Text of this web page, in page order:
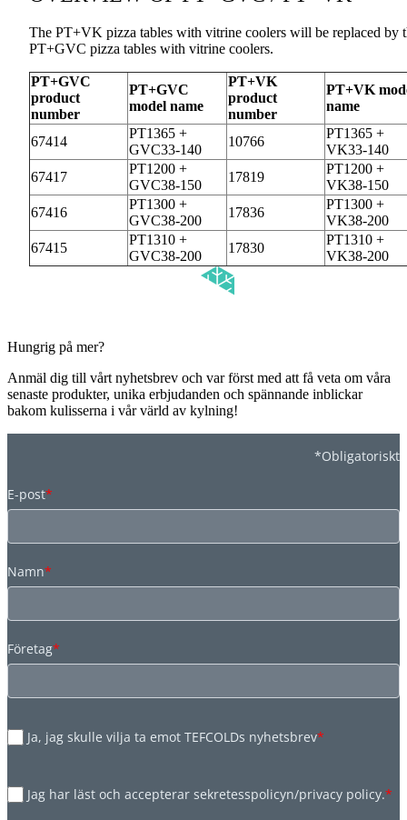
The PT+VK pizza tables with vitrine coolers will be replaced by
PT+GVC pizza tables with vitrine coolers.
PT+GVC
product
number
PT+GVC
model name
PT+VK
product
number
PT+VK
name
67414
PT1365 +
GVC33-140
10766
PT1365 +
VK33-140
67417
PT1200 +
GVC38-150
17819
PT1200 +
VK38-150
67416
PT1300 +
GVC38-200
17836
PT1300 +
VK38-200
67415
PT1310 +
GVC38-200
17830
PT1310 +
VK38-200
Hungrig på mer?
Anmäl dig till vårt nyhetsbrev och var först med att få veta om våra
senaste produkter, unika erbjudanden och spännande inblickar
bakom kulisserna i vår värld av kylning!
*Obligatoriskt
E-post*
Namn*
Företag*
Ja, jag skulle vilja ta emot TEFCOLDs nyhetsbrev*
Jag har läst och accepterar sekretesspolicyn/privacy policy.*